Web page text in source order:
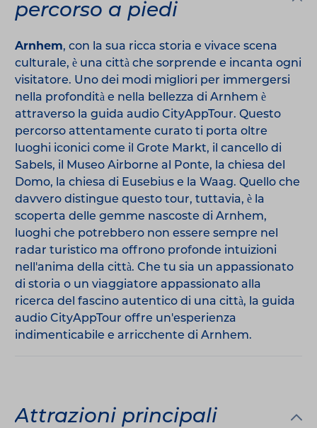
percorso a piedi
Arnhem, con la sua ricca storia e vivace scena
culturale, è una città che sorprende e incanta ogni
visitatore. Uno dei modi migliori per immergersi
nella profondità e nella bellezza di Arnhem è
attraverso la guida audio CityAppTour. Questo
percorso attentamente curato ti porta oltre
luoghi iconici come il Grote Markt, il cancello di
Sabels, il Museo Airborne al Ponte, la chiesa del
Domo, la chiesa di Eusebius e la Waag. Quello che
davvero distingue questo tour, tuttavia, è la
scoperta delle gemme nascoste di Arnhem,
luoghi che potrebbero non essere sempre nel
radar turistico ma offrono profonde intuizioni
nell'anima della città. Che tu sia un appassionato
di storia o un viaggiatore appassionato alla
ricerca del fascino autentico di una città, la guida
audio CityAppTour offre un'esperienza
indimenticabile e arricchente di Arnhem.
Attrazioni principali